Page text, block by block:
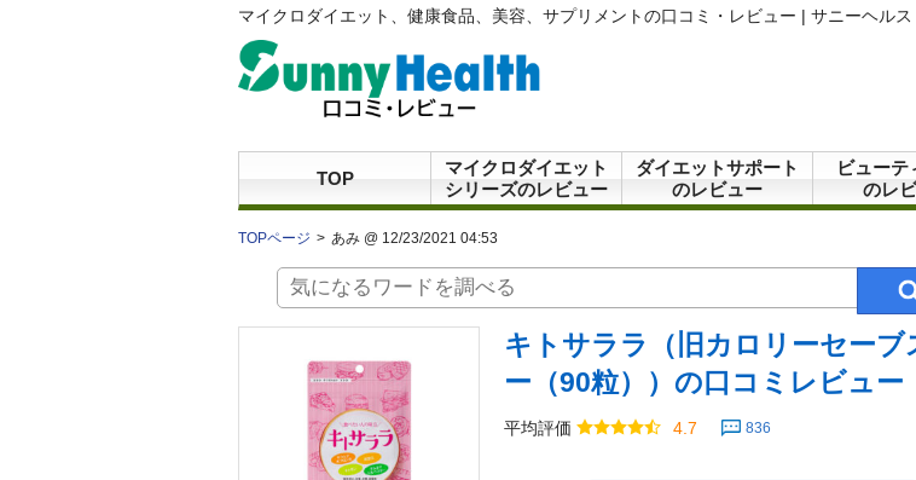
マイクロダイエット、健康食品、美容、サプリメントの口コミ・レビュー | サニーヘルス
TOP
マイクロダイエット
シリーズのレビュー
ダイエットサポート
のレビュー
ビューテ
のレ
TOPページ あみ @ 12/23/2021 04:53
キトサララ（旧カロリーセーブ
ー（90粒））の口コミレビュー
平均評価 4.7 836